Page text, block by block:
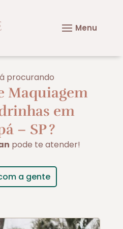
procurando
Maquiagem
em
– SP?
pode te atender!
a gente